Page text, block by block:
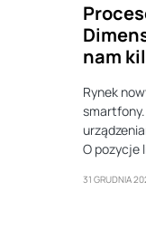
nam
Rynek
O pozycje
31 GRUDNIA